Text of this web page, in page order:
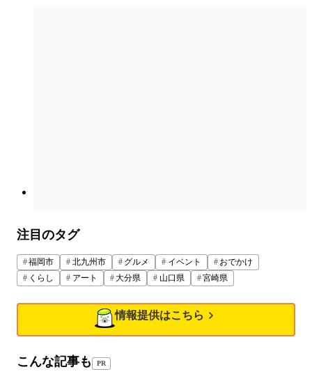
注目のタグ
福岡市 北九州市 グルメ イベント
おでかけ
くらし
アート 大分県 山口県 宮崎県
情報提供はこちら
こんな記事も PR